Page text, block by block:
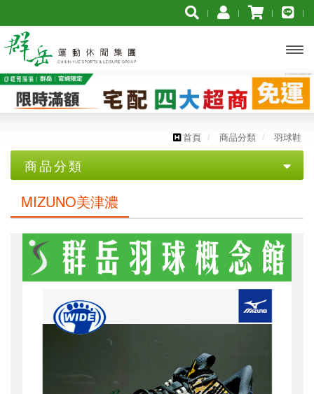
主選
首頁 商品分類 羽球鞋
商品分類
優惠專區
【YONEX服飾促銷組合】➨ 3件組合再打7折
【YONEX服飾促銷組合】➨ 2件組合再打8折
【YONEX優乃克】羽球拍$2300 買一送一
【群岳 F4】★2代羽球拍 $3000買一送一★
【群岳 CY】★運動毛巾 $399買一送一★
☆☆☆☆☆ 暑假限定 1組只要 2999 ☆☆☆☆☆ (球
拍/球鞋/襪子各1)
MIZUNO美津濃